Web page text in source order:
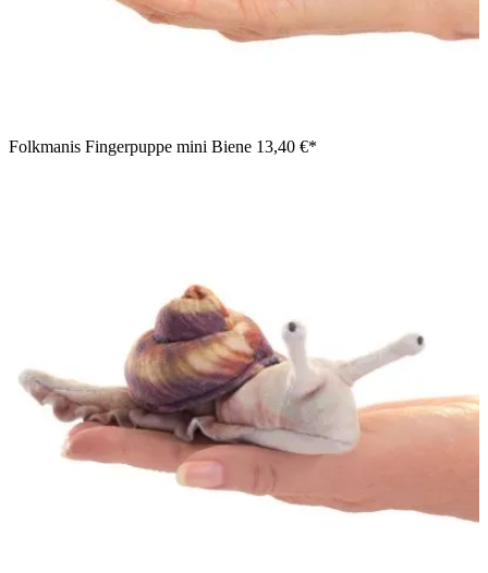
Folkmanis Fingerpuppe mini Biene 13,40 €*